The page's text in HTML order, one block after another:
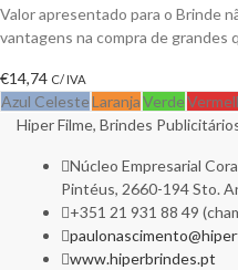
Valor apresentado para o Brinde
vantagens na compra de grandes
€14,74 C/ IVA
Azul CelesteLaranjaVerde
Hiper Filme, Brindes
Núcleo Empresarial
Pintéus, 2660-194 Sto.
+351 21 931 88 49
www.hiperbrindes.pt